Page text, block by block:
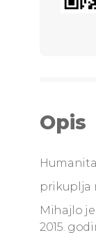
Opis
prikuplja
Mihajlo
2015.